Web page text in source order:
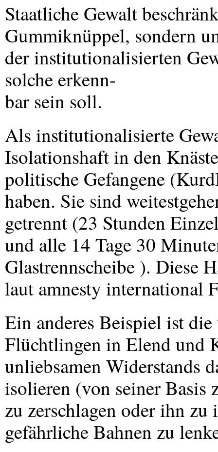
Staatliche Gewalt
Gummiknüppel, sondern
der institutionalisierten
solche erkenn-
bar sein soll.
Als institutionalisierte
Isolationshaft in den
politische Gefangene
haben. Sie sind
getrennt (23 Stunden
und alle 14 Tage 30
Glastrennscheibe ). Diese
laut amnesty international
Ein anderes Beispiel ist
Flüchtlingen in Elend und
unliebsamen Widerstands
isolieren (von seiner Basis
zu zerschlagen oder ihn
gefährliche Bahnen zu